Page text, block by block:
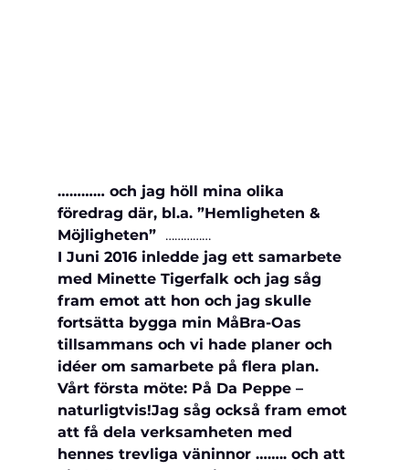
………… och jag höll mina olika
föredrag där, bl.a. ”Hemligheten &
Möjligheten” ……………
I Juni 2016 inledde jag ett samarbete
med Minette Tigerfalk och jag såg
fram emot att hon och jag skulle
fortsätta bygga min MåBra-Oas
tillsammans och vi hade planer och
idéer om samarbete på flera plan.
Vårt första möte: På Da Peppe –
naturligtvis!Jag såg också fram emot
att få dela verksamheten med
hennes trevliga väninnor …….. och att